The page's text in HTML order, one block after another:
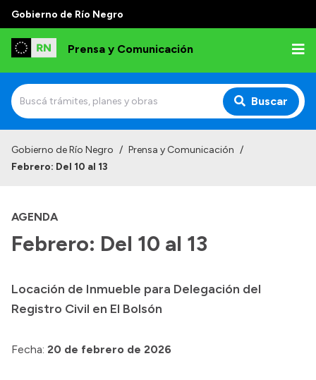
Gobierno de Río Negro
Prensa y Comunicación
Buscar
Archivo de noticias
Transparencia
Presupuesto
Gobierno de Río Negro / Prensa y Comunicación /
Febrero: Del 10 al 13
AGENDA
Febrero: Del 10 al 13
Locación de Inmueble para Delegación del
Registro Civil en El Bolsón
Fecha: 20 de febrero de 2026